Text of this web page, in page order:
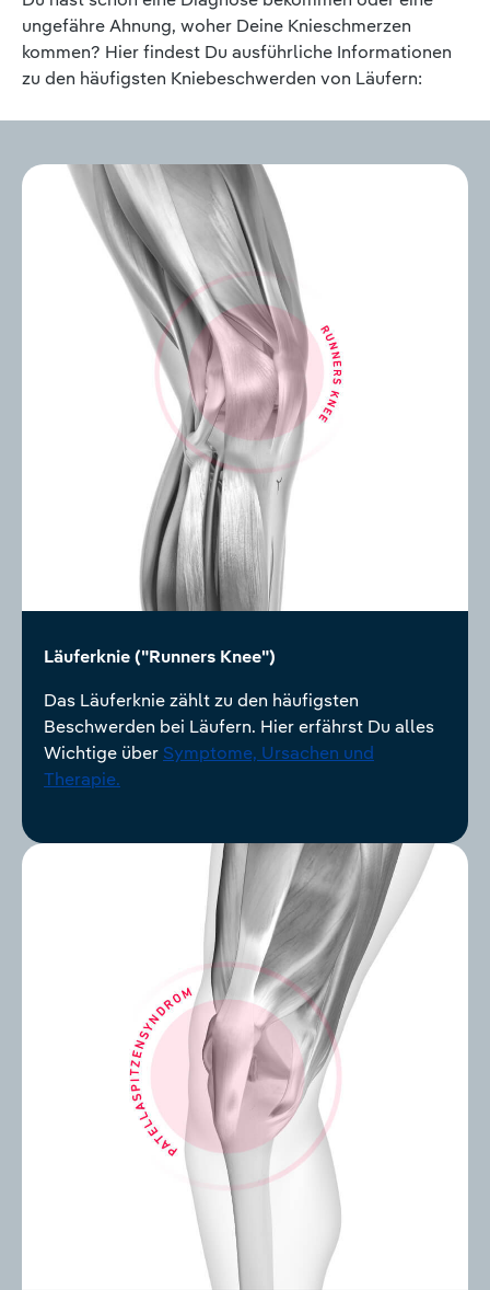
ungefähre Ahnung, woher Deine Knieschmerzen
kommen? Hier findest Du ausführliche Informationen
zu den häufigsten Kniebeschwerden von Läufern:
Läuferknie ("Runners Knee")
Das Läuferknie zählt zu den häufigsten
Beschwerden bei Läufern. Hier erfährst Du alles
Wichtige über Symptome, Ursachen und
Therapie.